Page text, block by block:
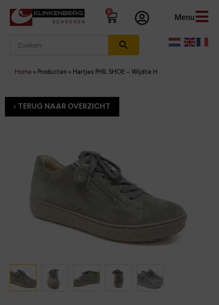
0
Menu
Home » Producten » Hartjes PHIL SHOE – Wijdte H